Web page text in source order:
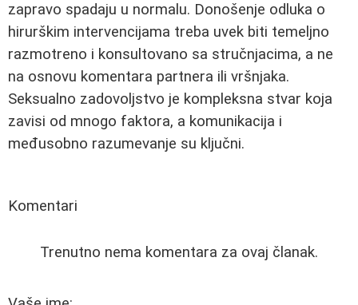
zapravo spadaju u normalu. Donošenje odluka o
hirurškim intervencijama treba uvek biti temeljno
razmotreno i konsultovano sa stručnjacima, a ne
na osnovu komentara partnera ili vršnjaka.
Seksualno zadovoljstvo je kompleksna stvar koja
zavisi od mnogo faktora, a komunikacija i
međusobno razumevanje su ključni.
Komentari
Trenutno nema komentara za ovaj članak.